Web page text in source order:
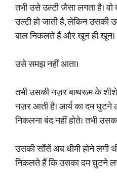
तभी उसे उल्टी जैसा लगता है।
उल्टी हो जाती है, लेकिन उसकी
बाल निकलते हैं और खून ही खून।
उसे समझ नहीं आता।
तभी उसकी नज़र बाथरूम के
नज़र आती है। आर्य का दम घुटने
निकलना बंद नहीं होते। तभी
उसकी साँसें अब धीमी होने लगी
निकलते हैं कि उसका दम घुटने